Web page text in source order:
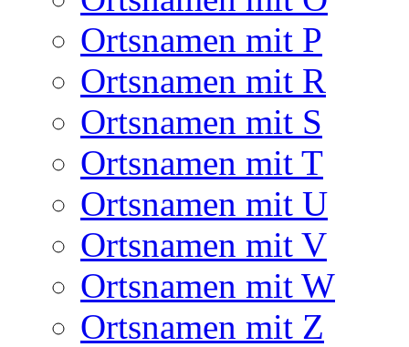
Ortsnamen mit P
Ortsnamen mit R
Ortsnamen mit S
Ortsnamen mit T
Ortsnamen mit U
Ortsnamen mit V
Ortsnamen mit W
Ortsnamen mit Z